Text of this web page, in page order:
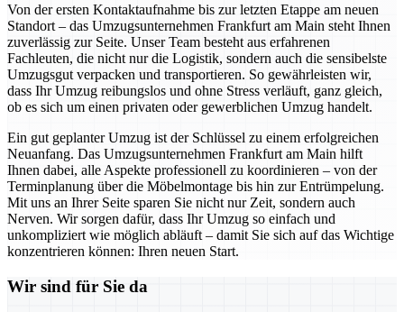
Von der ersten Kontaktaufnahme bis zur letzten Etappe am neuen
Standort – das Umzugsunternehmen Frankfurt am Main steht Ihnen
zuverlässig zur Seite. Unser Team besteht aus erfahrenen
Fachleuten, die nicht nur die Logistik, sondern auch die sensibelste
Umzugsgut verpacken und transportieren. So gewährleisten wir,
dass Ihr Umzug reibungslos und ohne Stress verläuft, ganz gleich,
ob es sich um einen privaten oder gewerblichen Umzug handelt.
Ein gut geplanter Umzug ist der Schlüssel zu einem erfolgreichen
Neuanfang. Das Umzugsunternehmen Frankfurt am Main hilft
Ihnen dabei, alle Aspekte professionell zu koordinieren – von der
Terminplanung über die Möbelmontage bis hin zur Entrümpelung.
Mit uns an Ihrer Seite sparen Sie nicht nur Zeit, sondern auch
Nerven. Wir sorgen dafür, dass Ihr Umzug so einfach und
unkompliziert wie möglich abläuft – damit Sie sich auf das Wichtige
konzentrieren können: Ihren neuen Start.
Wir sind für Sie da